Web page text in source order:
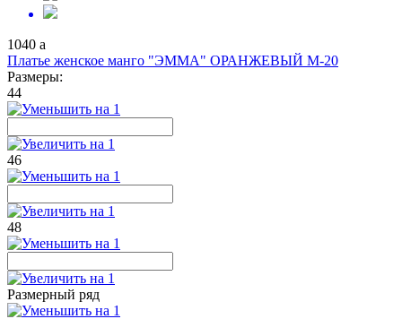
1040 a
Платье женское манго "ЭММА" ОРАНЖЕВЫЙ М-20
Размеры:
44
46
48
Размерный ряд